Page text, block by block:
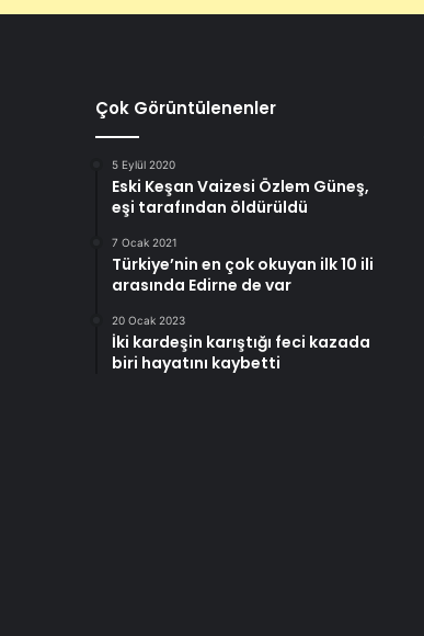
Çok Görüntülenenler
5 Eylül 2020
Eski Keşan Vaizesi Özlem Güneş,
eşi tarafından öldürüldü
7 Ocak 2021
Türkiye’nin en çok okuyan ilk 10 ili
arasında Edirne de var
20 Ocak 2023
İki kardeşin karıştığı feci kazada
biri hayatını kaybetti